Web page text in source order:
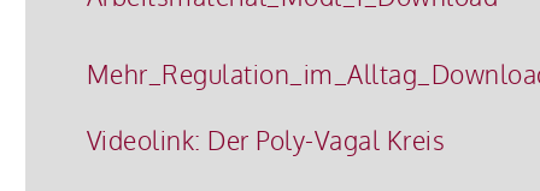
Videolink: Der Poly-Vagal Kreis